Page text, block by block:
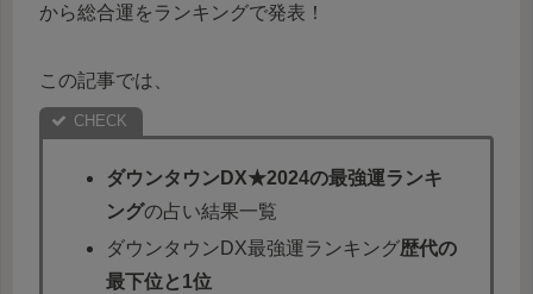
から総合運をランキングで発表！
この記事では、
ダウンタウンDX★2024の最強運ランキ
ングの占い結果一覧
ダウンタウンDX最強運ランキング歴代の
最下位と1位